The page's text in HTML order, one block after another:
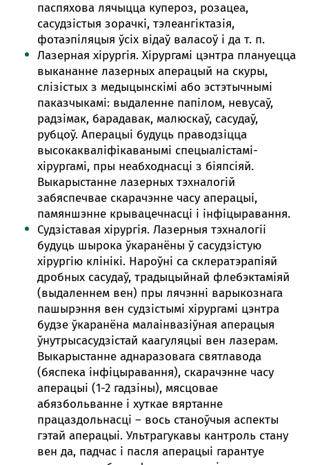
паспяхова лячыцца купероз, розацеа,
сасудзістыя зорачкі, тэлеангіктазія,
фотаэпіляцыя ўсіх відаў валасоў і да т. п.
Лазерная хірургія. Хірургамі цэнтра плануецца
выкананне лазерных аперацый на скуры,
слізістых з медыцынскімі або эстэтычнымі
паказчыкамі: выдаленне папілом, невусаў,
радзімак, барадавак, малюскаў, сасудаў,
рубцоў. Аперацыі будуць праводзіцца
высокакваліфікаванымі спецыалістамі-
хірургамі, пры неабходнасці з біяпсіяй.
Выкарыстанне лазерных тэхналогій
забяспечвае скарачэнне часу аперацыі,
памяншэнне крывацечнасці і інфіцыравання.
Судзіставая хірургія. Лазерныя тэхналогіі
будуць шырока ўкаранёны ў сасудзістую
хірургію клінікі. Нароўні са склератэрапіяй
дробных сасудаў, традыцыйнай флебэктаміяй
(выдаленнем вен) пры лячэнні варыкознага
пашырэння вен судзістымі хірургамі цэнтра
будзе ўкаранёна малаінвазіўная аперацыя
ўнутрысасудзістай каагуляцыі вен лазерам.
Выкарыстанне аднаразовага святлавода
(бяспека інфіцыравання), скарачэнне часу
аперацыі (1-2 гадзіны), мясцовае
абязбольванне і хуткае вяртанне
працаздольнасці – вось станоўчыя аспекты
гэтай аперацыі. Ультрагукавы кантроль стану
вен да, падчас і пасля аперацыі гарантуе